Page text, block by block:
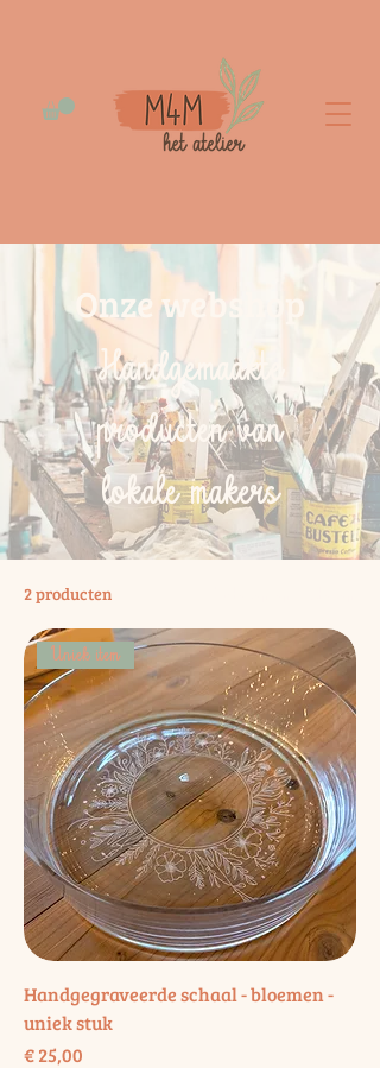
Onze webshop
Handgemaakte
producten van
lokale makers
2 producten
Uniek item
Handgegraveerde schaal - bloemen -
uniek stuk
Prijs
€ 25,00